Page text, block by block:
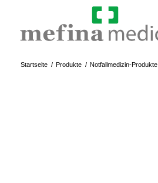
Startseite / Produkte / Notfallmedizin-Produkte